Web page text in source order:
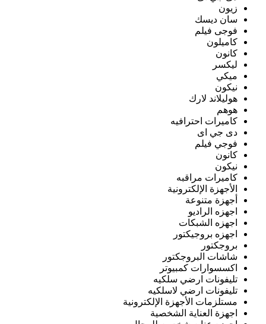
زيون
سان ديسك
فوجى فيلم
كاميلون
كانون
ليكسر
ميكي
نيكون
هوليلاند لارك
هوهم
كاميرات احترافيه
دى جي اى
فوجي فيلم
كانون
نيكون
كاميرات مراقبه
الأجهزة الإلكترونية
أجهزة متنوعة
اجهزه الراديو
اجهزه الشبكات
اجهزه بروجيكتور
بروجكتور
شاشات البروجكتور
اكسسوارات كمبيوتر
تليفونات ارضي سلكيه
تليفونات ارضي لاسلكيه
مستلزمات الأجهزة الإلكترونية
اجهزة العناية الشخصية